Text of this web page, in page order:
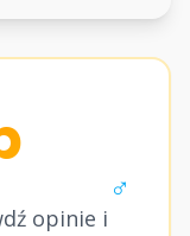
opinie i
♂